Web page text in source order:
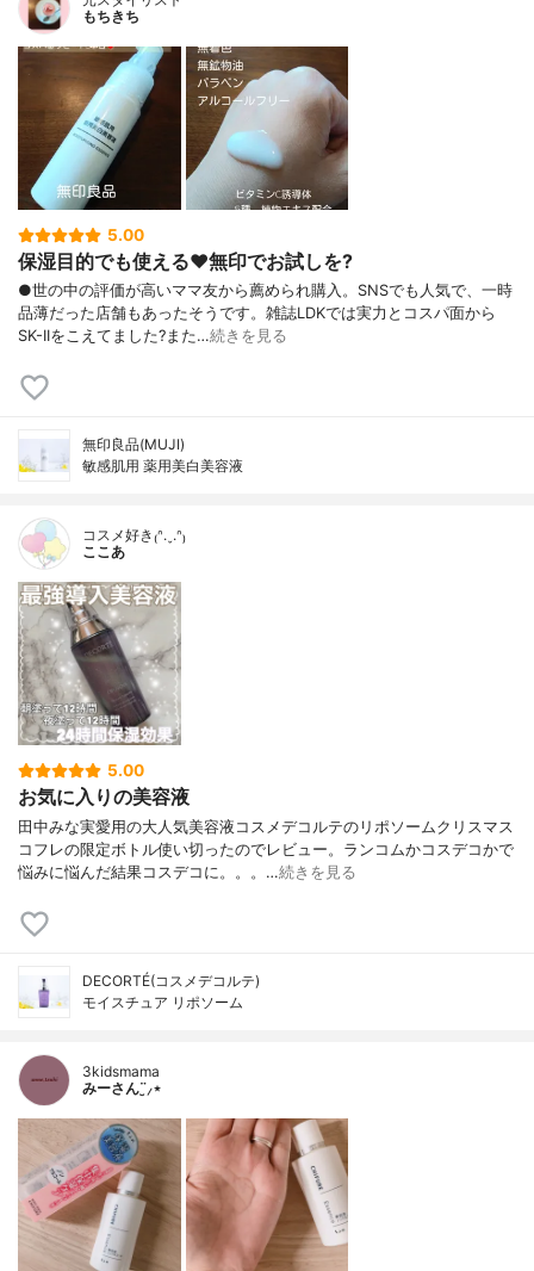
もちきち
5.00
保湿目的でも使える♥️無印でお試しを?
●世の中の評価が高いママ友から薦められ購入。SNSでも人気で、一時
品薄だった店舗もあったそうです。雑誌LDKでは実力とコスパ面から
SK-IIをこえてました?また…続きを見る
無印良品(MUJI)
敏感肌用 薬用美白美容液
コスメ好き₍ᐢ.ˬ.ᐢ₎
ここあ
5.00
お気に入りの美容液
田中みな実愛用の大人気美容液コスメデコルテのリポソームクリスマス
コフレの限定ボトル使い切ったのでレビュー。ランコムかコスデコかで
悩みに悩んだ結果コスデコに。。。…続きを見る
DECORTÉ(コスメデコルテ)
モイスチュア リポソーム
3kidsmama
みーさん¨̮⸝⋆